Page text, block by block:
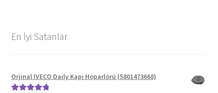
En İyi Satanlar
Orjinal IVECO Daily Kapı Hoparlörü (5801473668)